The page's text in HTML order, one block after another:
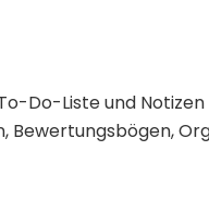
Do-Liste und Notizen
Bewertungsbögen,